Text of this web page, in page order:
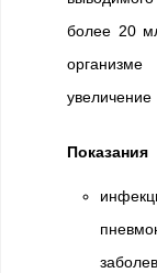
более 20
Показания